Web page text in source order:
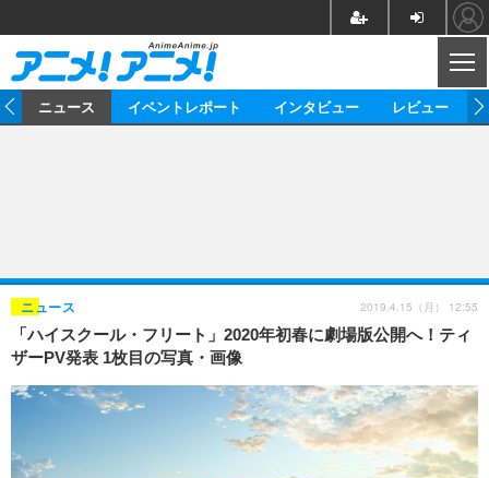
ゲーム グッズ
海外イベント ビジネス
俳優・タレント アーティスト
ビジネス
アニメ 実写
書評 イベント
座談会
動画
アニメ 映画/ドラマ
ABEMA Cafe
連載・コラム
ニュース イベントレポート インタビュー レビュー
「ハイスクール・フリート」2020年初春に劇場版公開へ！ティ
ザーPV発表 1枚目の写真・画像
ニュース 2019.4.15（月） 12:55